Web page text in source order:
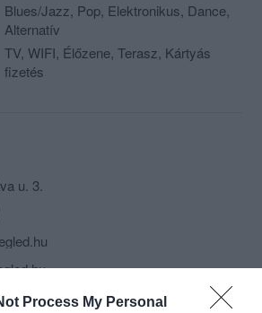
Process My Personal
Blues/Jazz, Pop, Elektronikus, Dance,
Alternatív
TV, WIFI, Élőzene, Terasz, Kártyás
fizetés
u. 3.